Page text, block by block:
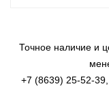
Точное наличие и
+7 (8639) 25-52-39,